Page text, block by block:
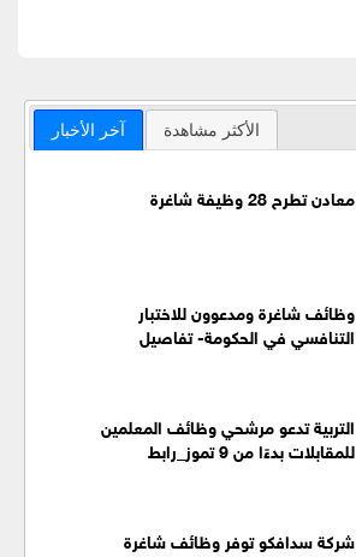
آخر الأخبار الأكثر مشاهدة
معادن تطرح 28 وظيفة شاغرة
وظائف شاغرة ومدعوون للاختبار
التنافسي في الحكومة- تفاصيل
التربية تدعو مرشحي وظائف المعلمين
للمقابلات بدءًا من 9 تموز_رابط
شركة سدافكو توفر وظائف شاغرة